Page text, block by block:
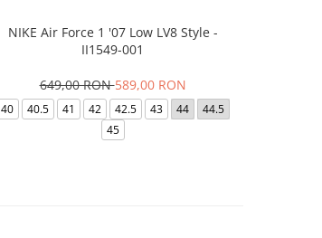
NIKE Air Force 1 '07 Low LV8 Style -
II1549-001
649,00 RON589,00 RON
40 40.5 41 42 42.5 43 44
44.5
45